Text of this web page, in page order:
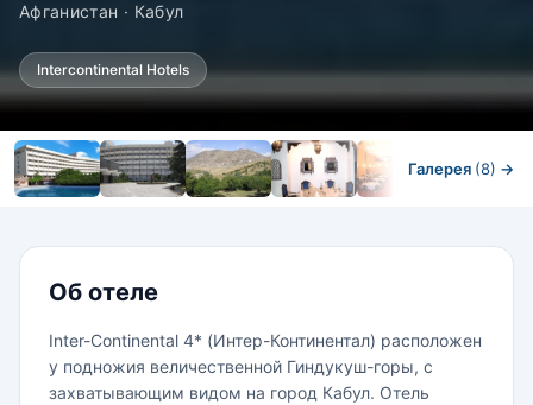
Афганистан · Кабул
Intercontinental Hotels
Галерея (8) →
Об отеле
Inter-Continental 4* (Интер-Континентал) расположен
у подножия величественной Гиндукуш-горы, с
захватывающим видом на город Кабул. Отель